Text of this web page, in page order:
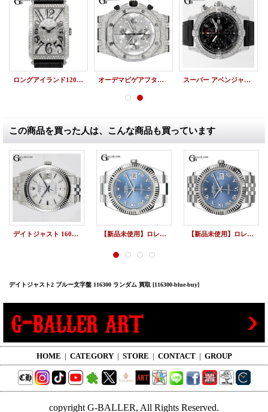
ロングアイランド1200SC フルダイヤパヴェ アフターダイヤ オーデマピゲアフターダイヤ ロイヤルオークオフショアクロノ 全面ダイヤモンド スーパー アベンジャー アフターダイヤ ブライトリング ダイヤカスタム
この商品を買った人は、こんな商品も買っています
デイトジャスト 1603 シルバーモザイク文字盤 【新品未使用】ロレックス デイトジャスト 41 126334 青 ブルー オイスターブレスレット 新品 【新品未使用】ロレックス デイトジャスト 41 126334 青 ブルー ジュビリーブレスレット 新品
デイトジャスト2 ブルー文字盤 116300 ランダム 買取 [116300-blue-buy]
HOME | CATEGORY | STORE | CONTACT | GROUP
copyright G-BALLER, All Rights Reserved.